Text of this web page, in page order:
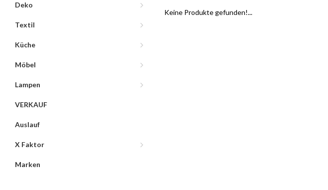
Deko
Textil
Küche
Möbel
Lampen
VERKAUF
Auslauf
X Faktor
Marken
Keine Produkte gefunden!...